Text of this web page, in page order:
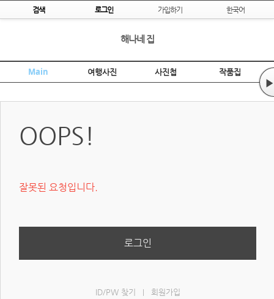
Skip to content
검색 로그인 가입하기 한국어
해나네 집
Main 여행사진 사진첩 작품집
▶
OOPS!
잘못된 요청입니다.
로그인
ID/PW 찾기 회원가입